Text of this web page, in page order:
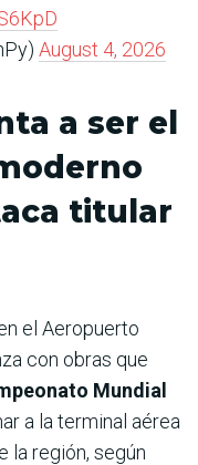
August 4, 2026
a ser el
titular
el Aeropuerto
con obras que
Mundial
a la terminal aérea
la región, según